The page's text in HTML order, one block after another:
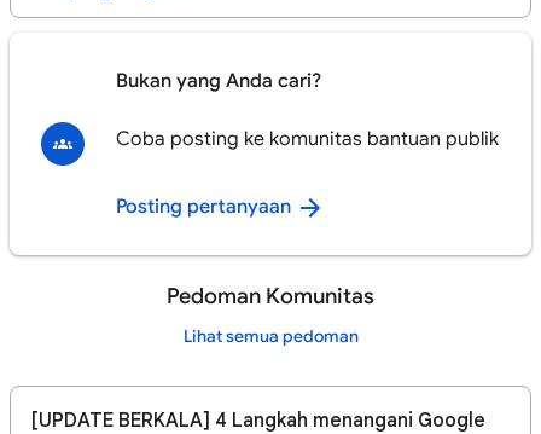
Bukan yang Anda cari?
Coba posting ke komunitas bantuan publik
Posting pertanyaan
Pedoman Komunitas
Lihat semua pedoman
[UPDATE BERKALA] 4 Langkah menangani Google